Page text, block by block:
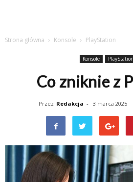
Strona główna Konsole PlayStation
Konsole PlayStation
Co zniknie z
Przez Redakcja - 3 marca 2025